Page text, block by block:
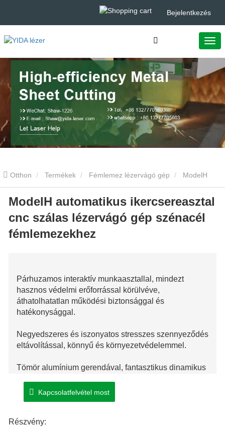
Bejelentkezés
Otthon Termékek Fémlemez lézervágó gép
automatikus ikercsereasztal cnc szálas lézervágó gép szénacél
fémlemezekhez
ModelH automatikus ikercsereasztal
cnc szálas lézervágó gép szénacél
fémlemezekhez
Párhuzamos interaktív munkaasztallal, mindezt
hasznos védelmi erőforrással körülvéve,
áthatolhatatlan működési biztonsággal és
hatékonysággal.
Negyedszeres és iszonyatos stresszes szennyeződés
eltávolítással, könnyű és környezetvédelemmel.
Tömör alumínium gerendával, fantasztikus dinamikus
A hegesztő matractesttel nagyobb pontosság és
Kapcsolatfelvétel most
Részvény: